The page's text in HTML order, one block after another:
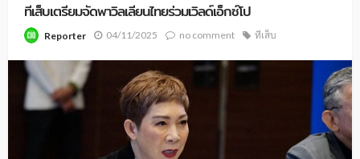
ทีเส็บเตรียมจัดพาวิลเลียนไทยร่วมเวิลด์เอ็กซ์โป
Reporter 04/11/2025 no comment ทีเส็บ